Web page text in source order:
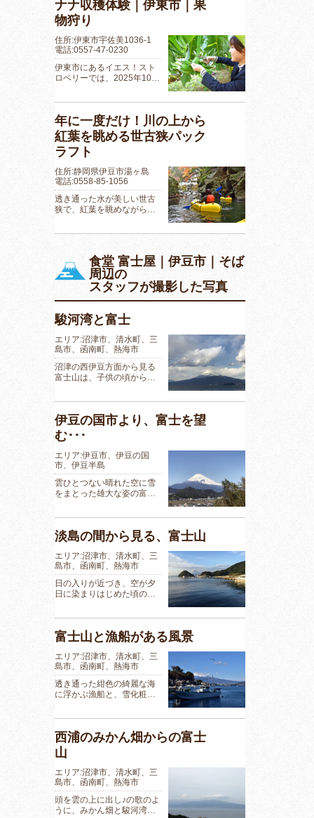
ナナ収穫体験｜伊東市｜果
物狩り
住所:伊東市宇佐美1036-1
電話:0557-47-0230
伊東市にあるイエス！スト
ロベリーでは、2025年10…
年に一度だけ！川の上から
紅葉を眺める世古狭パック
ラフト
住所:静岡県伊豆市湯ヶ島
電話:0558-85-1056
透き通った水が美しい世古
狭で、紅葉を眺めながら…
食堂 富士屋｜伊豆市｜そば
周辺の
スタッフが撮影した写真
駿河湾と富士
エリア:沼津市、清水町、三
島市、函南町、熱海市
沼津の西伊豆方面から見る
富士山は、子供の頃から…
伊豆の国市より、富士を望
む･･･
エリア:伊豆市、伊豆の国
市、伊豆半島
雲ひとつない晴れた空に雪
をまとった雄大な姿の富…
淡島の間から見る、富士山
エリア:沼津市、清水町、三
島市、函南町、熱海市
日の入りが近づき、空が夕
日に染まりはじめた頃の…
富士山と漁船がある風景
エリア:沼津市、清水町、三
島市、函南町、熱海市
透き通った紺色の綺麗な海
に浮かぶ漁船と、雪化粧…
西浦のみかん畑からの富士
山
エリア:沼津市、清水町、三
島市、函南町、熱海市
頭を雲の上に出し♪の歌のよ
うに、みかん畑と駿河湾…